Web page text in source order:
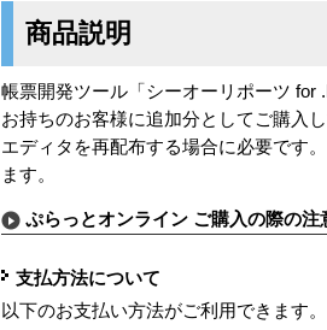
商品説明
帳票開発ツール「シーオーリポーツ for
お持ちのお客様に追加分としてご購入
エディタを再配布する場合に必要です
ます。
ぷらっとオンライン ご購入の際の注
支払方法について
以下のお支払い方法がご利用できます。